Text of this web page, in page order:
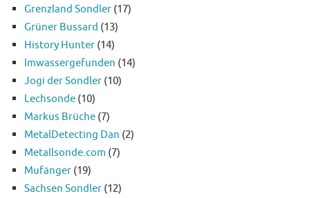
Grenzland Sondler (17)
Grüner Bussard (13)
History Hunter (14)
Imwassergefunden (14)
Jogi der Sondler (10)
Lechsonde (10)
Markus Brüche (7)
MetalDetecting Dan (2)
Metallsonde.com (7)
Mufänger (19)
Sachsen Sondler (12)